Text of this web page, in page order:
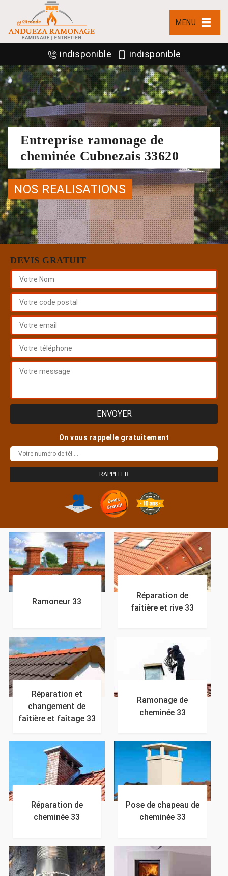
MENU
indisponible indisponible
Entreprise ramonage de
cheminée Cubnezais 33620
NOS REALISATIONS
DEVIS GRATUIT
On vous rappelle gratuitement
Ramoneur 33
Réparation de
faîtière et rive 33
Réparation et
changement de
faîtière et faîtage 33
Ramonage de
cheminée 33
Réparation de
cheminée 33
Pose de chapeau de
cheminée 33